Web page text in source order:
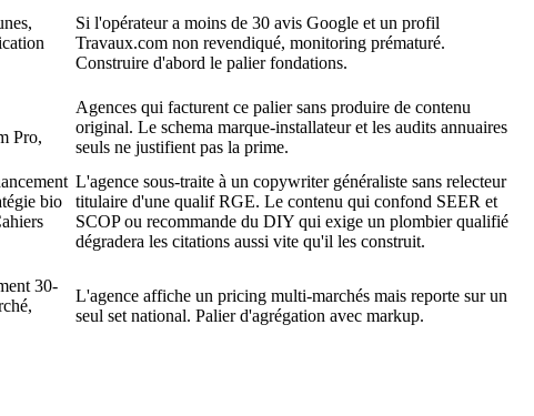
Si l'opérateur a moins de 30 avis Google et un profil
Travaux.com non revendiqué, monitoring prématuré.
Construire d'abord le palier fondations.
Pro,
Agences qui facturent ce palier sans produire de contenu
original. Le schema marque-installateur et les audits annuaires
seuls ne justifient pas la prime.
bio
L'agence sous-traite à un copywriter généraliste sans relecteur
titulaire d'une qualif RGE. Le contenu qui confond SEER et
SCOP ou recommande du DIY qui exige un plombier qualifié
dégradera les citations aussi vite qu'il les construit.
30-
L'agence affiche un pricing multi-marchés mais reporte sur un
seul set national. Palier d'agrégation avec markup.